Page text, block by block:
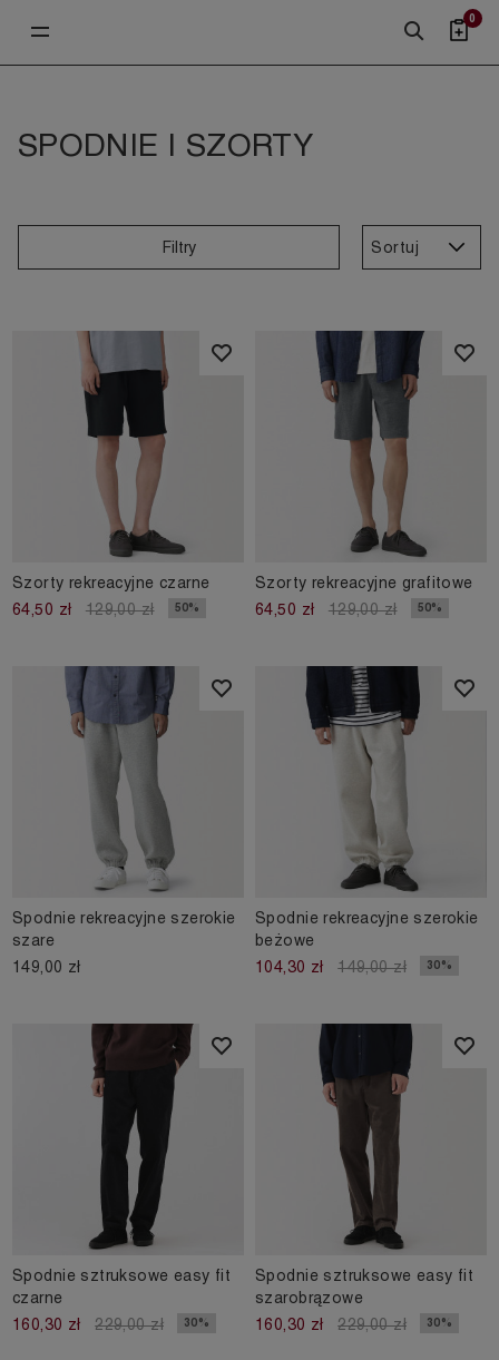
0
SPODNIE I SZORTY
Filtry Sortuj
Szorty rekreacyjne czarne
64,50 zł
129,00 zł 50%
Szorty rekreacyjne grafitowe
64,50 zł
129,00 zł 50%
Spodnie rekreacyjne szerokie
szare
149,00 zł
Spodnie rekreacyjne szerokie
beżowe
104,30 zł
149,00 zł 30%
Spodnie sztruksowe easy fit
czarne
160,30 zł
229,00 zł 30%
Spodnie sztruksowe easy fit
szarobrązowe
160,30 zł
229,00 zł 30%